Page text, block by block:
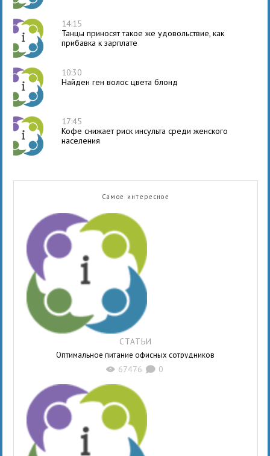
14:15
Танцы приносят такое же удовольствие, как
прибавка к зарплате
10:30
Найден ген волос цвета блонд
17:45
Кофе снижает риск инсульта среди женского
населения
Самое интересное
СТАТЬИ
Оптимальное питание офисных сотрудников
X 67476 K 0